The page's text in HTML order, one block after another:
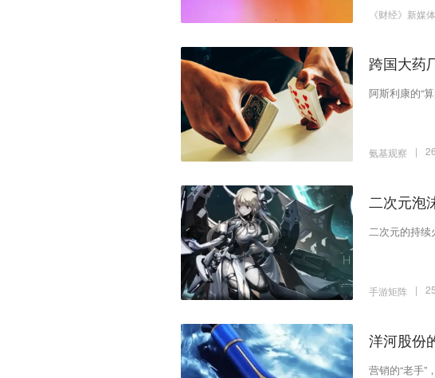
《财经》新媒体
跨国大药
阿斯利康的“
氨基观察 |
二次元泡
二次元的持续
手游矩阵 |
洋河股份
营销的“老手”